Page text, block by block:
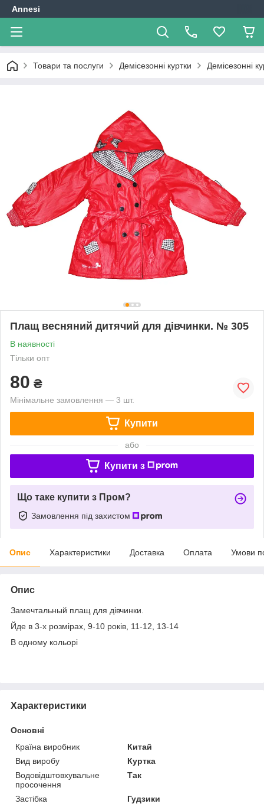
Annesi
Товари та послуги Демісезонні куртки Демісезонні
Плащ весняний дитячий для дівчинки. № 305
В наявності
Тільки опт
80 ₴
Мінімальне замовлення — 3 шт.
Купити
або
Купити з
Що таке купити з Пром?
Замовлення під захистом
Опис Характеристики Доставка Оплата Умови
Опис
Замечтальный плащ для дівчинки.
Йде в 3-х розмірах, 9-10 років, 11-12, 13-14
В одному кольорі
Характеристики
Основні
Країна виробник
Китай
Вид виробу
Куртка
Водовідштовхувальне
просочення
Так
Застібка
Гудзики